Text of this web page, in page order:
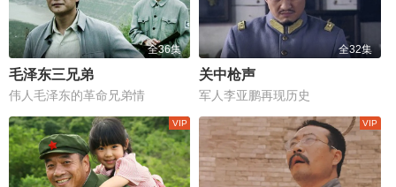
全36集
毛泽东三兄弟
伟人毛泽东的革命兄弟情
全32集
关中枪声
军人李亚鹏再现历史